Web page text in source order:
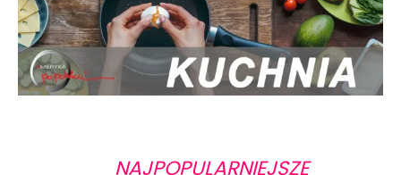
NAJPOPULARNIEJSZE